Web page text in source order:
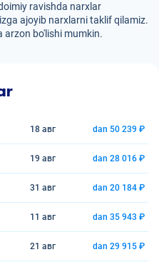
ravishda narxlar
ajoyib narxlarni taklif qilamiz.
arzon bo'lishi mumkin.
18 авг dan 50 239 ₽
19 авг dan 28 016 ₽
31 авг dan 20 184 ₽
11 авг dan 35 943 ₽
21 авг dan 29 915 ₽